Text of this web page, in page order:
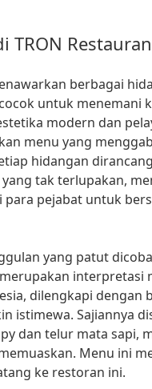
TRON
berbagai
untuk menemani
modern dan
menu yang
hidangan
tak terlupakan,
para pejabat untuk
yang patut
interpretasi
dilengkapi dengan
istimewa. Sajiannya
dan telur mata sapi,
Menu ini
ke restoran ini.